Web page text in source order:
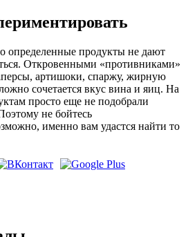
определенные продукты не дают
Откровенными «противниками»
артишоки, спаржу, жирную
сочетается вкус вина и яиц. На
просто еще не подобрали
не бойтесь
именно вам удастся найти то